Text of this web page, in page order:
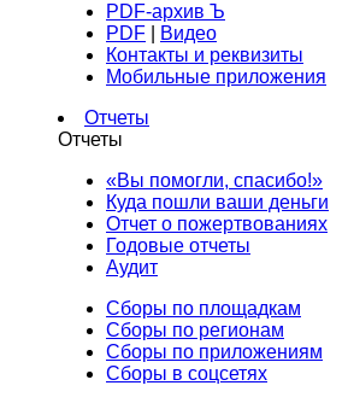
PDF-архив Ъ
PDF
Видео
Контакты и реквизиты
Мобильные приложения
Отчеты
Отчеты
«Вы помогли, спасибо!»
Куда пошли ваши деньги
Отчет о пожертвованиях
Годовые отчеты
Аудит
Сборы по площадкам
Сборы по регионам
Сборы по приложениям
Сборы в соцсетях